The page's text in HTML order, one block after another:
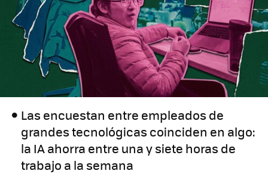
Las encuestan entre empleados de
grandes tecnológicas coinciden en algo:
la IA ahorra entre una y siete horas de
trabajo a la semana